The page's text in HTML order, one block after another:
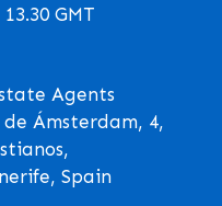
GMT
Agents
Ámsterdam, 4,
Spain